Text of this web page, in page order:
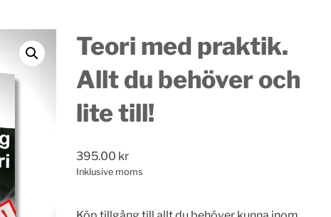
Teori med praktik.
Allt du behöver och
lite till!
395.00 kr
Inklusive moms